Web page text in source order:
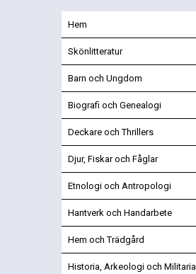
Hem
Skönlitteratur
Barn och Ungdom
Biografi och Genealogi
Deckare och Thrillers
Djur, Fiskar och Fåglar
Etnologi och Antropologi
Hantverk och Handarbete
Hem och Trädgård
Historia, Arkeologi och Militaria